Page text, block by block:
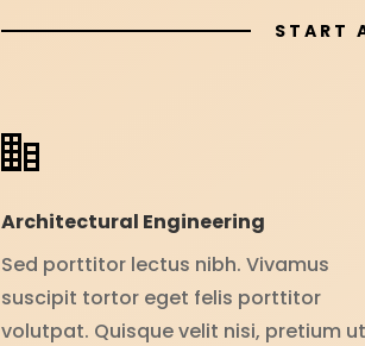
START
Architectural Engineering
Sed porttitor lectus nibh. Vivamus
suscipit tortor eget felis porttitor
volutpat. Quisque velit nisi, pretium ut